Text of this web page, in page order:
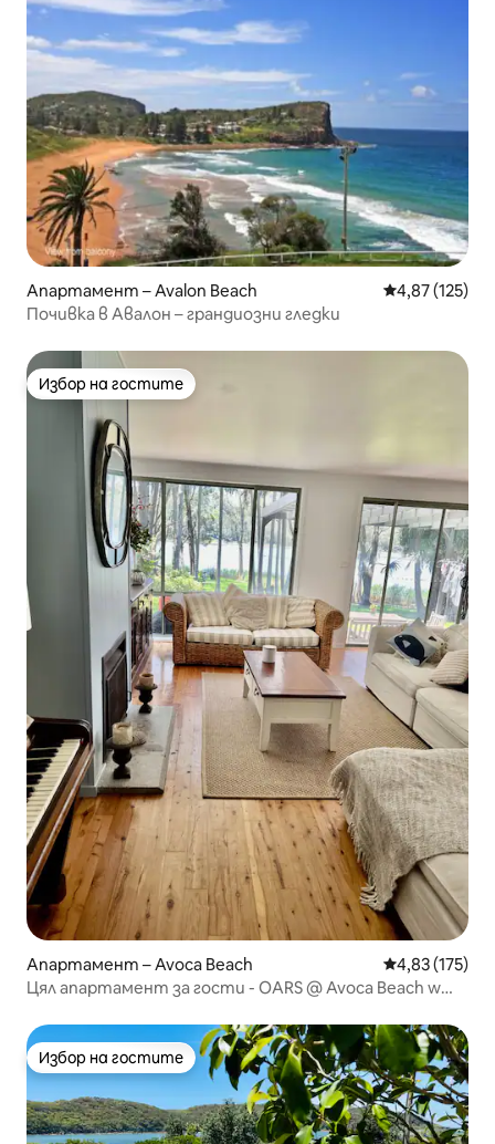
Апартамент – Avalon Beach Средна
4,87 (125)
Почивка в Авалон – грандиозни гледки
Избор на гостите
Избор на гостите
Апартамент – Avoca Beach Средна
4,83 (175)
Цял апартамент за гости - OARS @ Avoca Beach w
Избор на гостите
Избор на гостите